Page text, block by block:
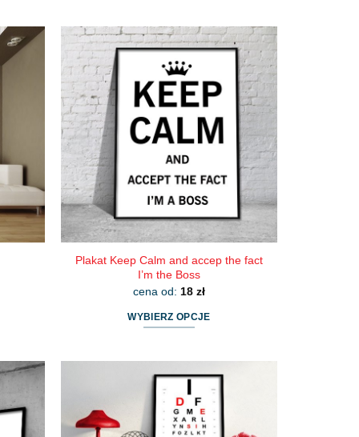
ma
wariantów.
Opcje
wybrać
stronie
produktu
Plakat Keep Calm and accep the fact
I’m the Boss
cena od: 18 zł
WYBIERZ OPCJE
ma
wiele
wariantów.
Opcje